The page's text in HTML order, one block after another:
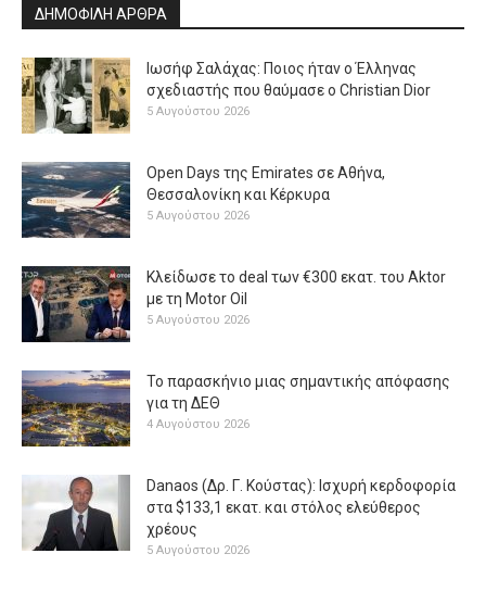
ΔΗΜΟΦΙΛΗ ΑΡΘΡΑ
Ιωσήφ Σαλάχας: Ποιος ήταν ο Έλληνας
σχεδιαστής που θαύμασε ο Christian Dior
5 Αυγούστου 2026
Open Days της Emirates σε Αθήνα,
Θεσσαλονίκη και Κέρκυρα
5 Αυγούστου 2026
Κλείδωσε το deal των €300 εκατ. του Aktor
με τη Μotor Oil
5 Αυγούστου 2026
Το παρασκήνιο μιας σημαντικής απόφασης
για τη ΔΕΘ
4 Αυγούστου 2026
Danaos (Δρ. Γ. Κούστας): Ισχυρή κερδοφορία
στα $133,1 εκατ. και στόλος ελεύθερος
χρέους
5 Αυγούστου 2026